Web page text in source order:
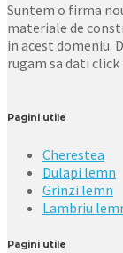
Suntem o firma
materiale de
in acest domeniu.
rugam sa dati click
Pagini utile
Cherestea
Dulapi lemn
Grinzi lemn
Lambriu
Pagini utile